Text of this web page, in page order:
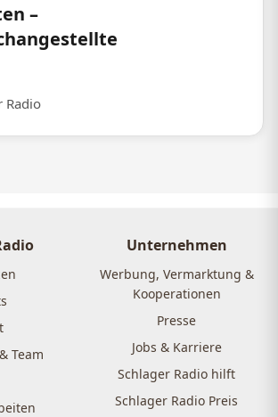
–
Radio
Team
Unternehmen
Werbung, Vermarktung &
Kooperationen
Presse
Jobs & Karriere
Schlager Radio hilft
Schlager Radio Preis